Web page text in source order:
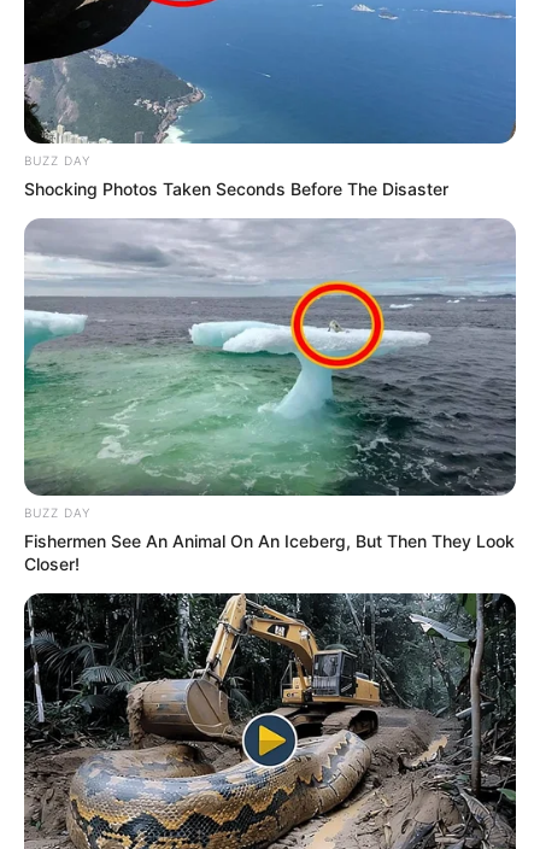
Κοινωνικό οικιακό τιμολόγιο 2026 αίτηση
Δωρόσημο καλοκαιριού οικοδόμων: Πότε θα
πληρωθεί;
Ακολουθήστε το evianews.com στοGoogle
News
ΤΑ ΠΙΟ ΔΗΜΟΦΙΛΗ
BUZZ DAY
Shocking Photos Taken Seconds Before The Disaster
BUZZ DAY
Fishermen See An Animal On An Iceberg, But Then They Look
Closer!